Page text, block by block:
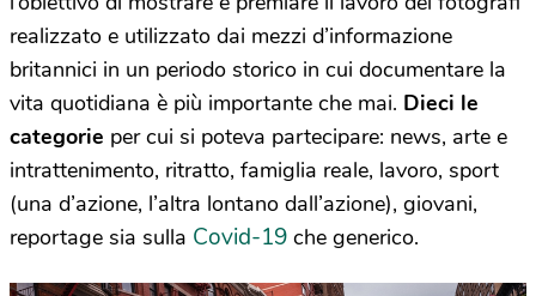
realizzato e utilizzato dai mezzi d’informazione
britannici in un periodo storico in cui documentare la
vita quotidiana è più importante che mai. Dieci le
categorie per cui si poteva partecipare: news, arte e
intrattenimento, ritratto, famiglia reale, lavoro, sport
(una d’azione, l’altra lontano dall’azione), giovani,
reportage sia sulla Covid-19 che generico.